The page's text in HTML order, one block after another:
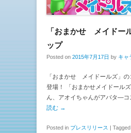
「おまかせ メイドー
ップ
Posted on 2015年7月17日 by キャ
「おまかせ メイドールズ」
登場！ 「おまかせメイドール
ん、アオイちゃんがアバタ―コ
読む →
Posted in プレスリリース | Tagged